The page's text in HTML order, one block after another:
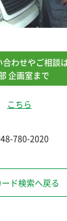
わせやご相談
企画室まで
こちら
780-2020
ド検索へ戻る